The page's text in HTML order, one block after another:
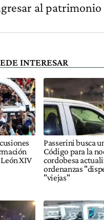
al patrimonio
INTERESAR
XIV
Passerini busca
Código para la
cordobesa
ordenanzas
"viejas"